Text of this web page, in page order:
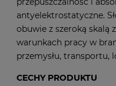
antyelektrostatyczne.
obuwie z szeroką skalą
warunkach pracy w
przemysłu, transportu,
CECHY PRODUKTU